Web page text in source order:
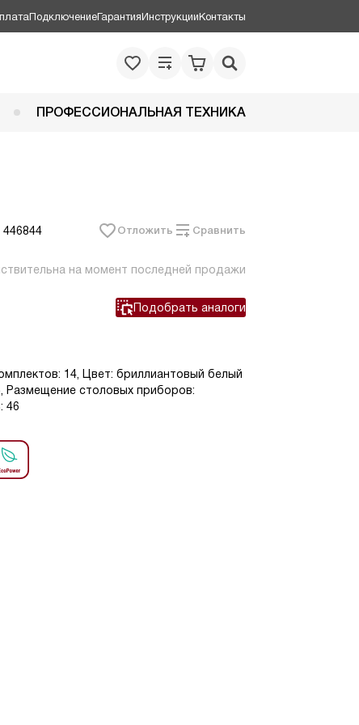
ПодключениеГарантияИнструкцииКонтакты
ПРОФЕССИОНАЛЬНАЯ ТЕХНИКА
Отложить Сравнить
на момент последней продажи
Подобрать аналоги
14, Цвет: бриллиантовый белый
Размещение столовых приборов:
46